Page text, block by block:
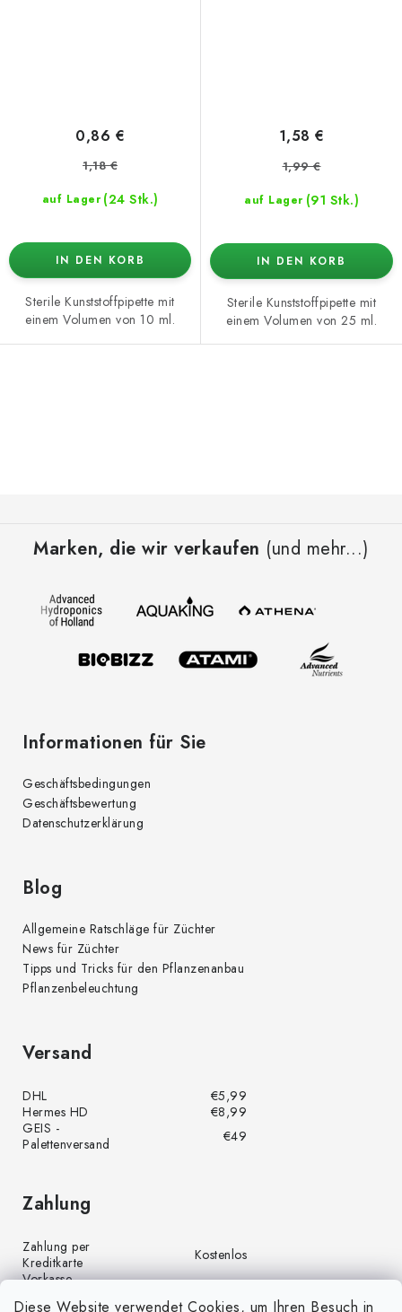
Diese Website verwendet Cookies, um Ihren Besuch in
auf Lager (24 Stk.)
0,86 €
1,18 €
IN DEN KORB
Sterile Kunststoffpipette mit
einem Volumen von 10 ml.
auf Lager (91 Stk.)
1,58 €
1,99 €
IN DEN KORB
Sterile Kunststoffpipette mit
einem Volumen von 25 ml.
Marken, die wir verkaufen (und mehr...)
Informationen für Sie
Geschäftsbedingungen
Geschäftsbewertung
Datenschutzerklärung
Blog
Allgemeine Ratschläge für Züchter
News für Züchter
Tipps und Tricks für den Pflanzenanbau
Pflanzenbeleuchtung
Versand
DHL
€5,99
Hermes HD
€8,99
GEIS -
Palettenversand
€49
Zahlung
Zahlung per
Kreditkarte
Kostenlos
Vorkasse